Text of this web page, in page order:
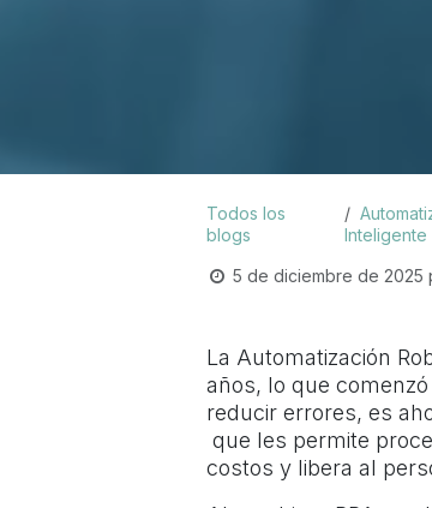
Todos los
blogs
Inteligente
5 de diciembre de 2025
La Automatización
años, lo que
reducir errores, es
que les permite
costos y libera al